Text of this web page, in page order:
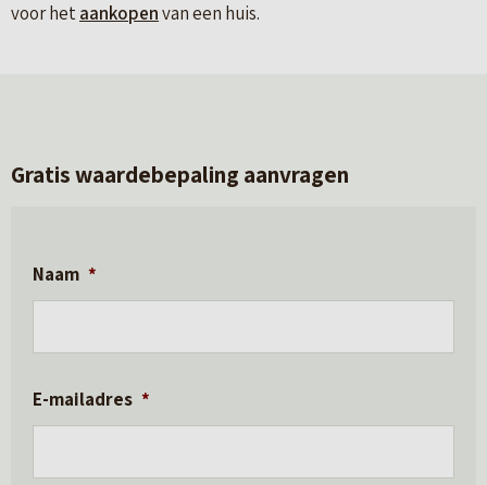
voor hetaankopenvan een huis.
Gratis waardebepaling aanvragen
Naam *
E-mailadres *